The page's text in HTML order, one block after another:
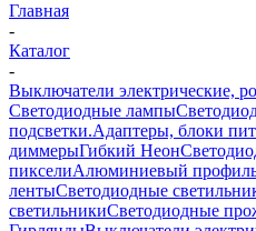
Главная
-
Каталог
-
Выключатели электрические,
Светодиодные лампы
подсветки.Адаптеры, блоки
диммерыГибкий Неон
пикселиАлюминиевый профиль
лентыСветодиодные
светильникиСветодиодные